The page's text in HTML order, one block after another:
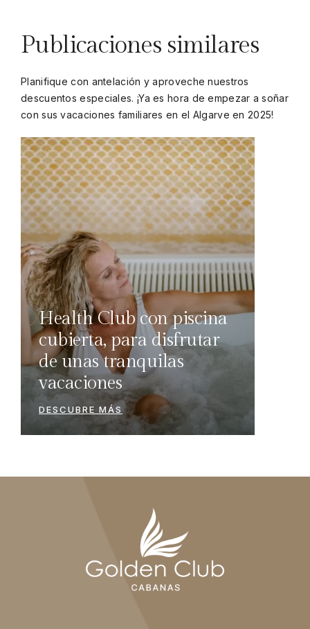
Publicaciones similares
Planifique con antelación y aproveche nuestros
descuentos especiales. ¡Ya es hora de empezar a soñar
con sus vacaciones familiares en el Algarve en 2025!
Health Club con piscina
cubierta, para disfrutar
de unas tranquilas
vacaciones
DESCUBRE MÁS